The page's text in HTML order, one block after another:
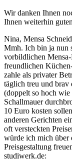
Wir danken Ihnen
Ihnen weiterhin
Nina, Mensa
Mmh. Ich bin ja nun
vorbildlichen
freundlichen
zahle als privater
täglich treu und brav
(doppelt so hoch
Schallmauer
10 Euro kosten
anderen Gerichten
oft versteckten
würde ich mich über
Preisgestaltung
studiwerk.de: